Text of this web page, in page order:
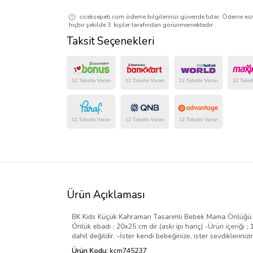
ciceksepeti.com ödeme bilgilerinizi güvende tutar. Ödeme
hiçbir şekilde 3. kişiler tarafından görünmemektedir.
Taksit Seçenekleri
Ürün Açıklaması
BK Kids Küçük Kahraman Tasarımlı Bebek Mama
Önlük ebadı : 20x25 cm dir.(askı ipi hariç) -Ürün içeriği
dahil değildir. -İster kendi bebeğinize, ister
Ürün Kodu: kcm745237